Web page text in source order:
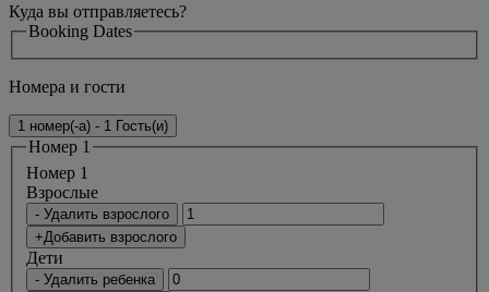
Куда вы отправляетесь?
Booking Dates
Номера и гости
1 номер(-а) - 1 Гость(и)
Номер 1
Номер 1
Bзрослые
- Удалить взрослого
+Добавить взрослого
Дети
- Удалить ребенка